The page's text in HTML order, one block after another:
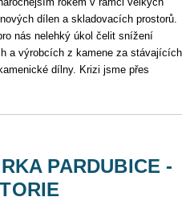
dílen a skladovacích prostorů.
nás nelehký úkol čelit snížení
a výrobcích z kamene za stávajících
dílny. Krizi jsme přes
PARDUBICE -